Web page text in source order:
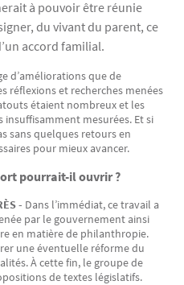
à pouvoir être réunie
du vivant du parent, ce
accord familial.
d’améliorations que de
réflexions et recherches menées
étaient nombreux et les
mesurées. Et si
sans quelques retours en
pour mieux avancer.
pourrait-il ouvrir ?
- Dans l’immédiat, ce travail a
par le gouvernement ainsi
en matière de philanthropie.
une éventuelle réforme du
À cette fin, le groupe de
de textes législatifs.